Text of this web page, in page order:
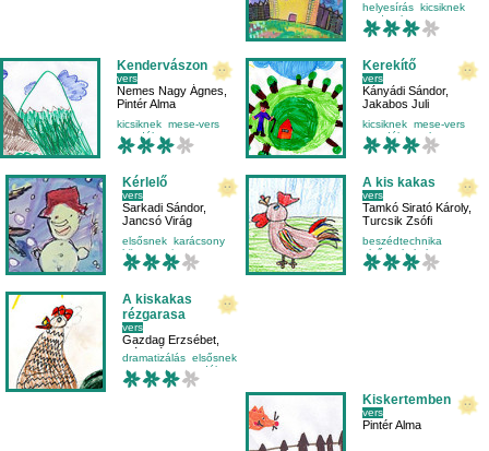
helyesírás kicsiknek
madarak
mese-vers
Kendervászon
vers
Nemes Nagy Ágnes
Pintér Alma
kicsiknek mese-vers
mondóka
mozgásfejlesztés
Kerekítő
vers
Kányádi Sándor,
Jakabos Juli
kicsiknek mese-vers
mondóka
otthon
Kérlelő
vers
Sarkadi Sándor,
Jancsó Virág
elsősnek karácsony
környezetismeret
mese-vers
A kis kakas
vers
Tamkó Sirató Károly,
Turcsik Zsófi
beszédtechnika
elsősnek kakas
mese-vers
A kiskakas
rézgarasa
vers
Gazdag Erzsébet
Iván Dóri
dramatizálás elsősnek
mese-vers
mondóka
Kiskertemben
vers
Pintér Alma